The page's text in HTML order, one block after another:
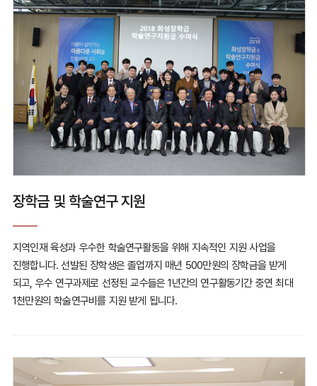
장학금 및 학술연구 지원
지역인재 육성과 우수한 학술연구활동을 위해 지속적인 지원 사업을
진행합니다. 선발된 장학생은 졸업까지 매년 500만원의 장학금을 받게
되고, 우수 연구과제로 선정된 교수들은 1년간의 연구활동기간 중연 최대
1천만원의 학술연구비를 지원 받게 됩니다.